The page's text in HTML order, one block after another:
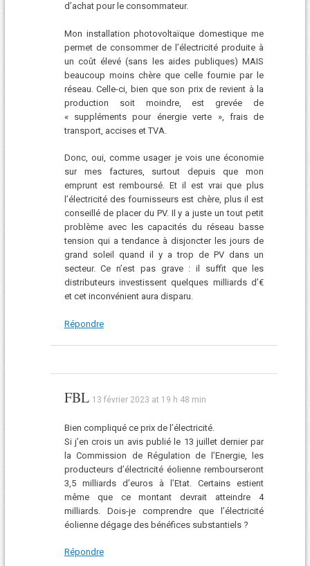
d’achat pour le consommateur.
Mon installation photovoltaïque domestique me
permet de consommer de l’électricité produite à
un coût élevé (sans les aides publiques) MAIS
beaucoup moins chère que celle fournie par le
réseau. Celle-ci, bien que son prix de revient à la
production soit moindre, est grevée de
« suppléments pour énergie verte », frais de
transport, accises et TVA.
Donc, oui, comme usager je vois une économie
sur mes factures, surtout depuis que mon
emprunt est remboursé. Et il est vrai que plus
l’électricité des fournisseurs est chère, plus il est
conseillé de placer du PV. Il y a juste un tout petit
problème avec les capacités du réseau basse
tension qui a tendance à disjoncter les jours de
grand soleil quand il y a trop de PV dans un
secteur. Ce n’est pas grave : il suffit que les
distributeurs investissent quelques milliards d’€
et cet inconvénient aura disparu.
Répondre
FBL 13 février 2023 at 19 h 48 min
Bien compliqué ce prix de l’électricité.
Si j’en crois un avis publié le 13 juillet dernier par
la Commission de Régulation de l’Energie, les
producteurs d’électricité éolienne rembourseront
3,5 milliards d’euros à l’Etat. Certains estient
même que ce montant devrait atteindre 4
milliards. Dois-je comprendre que l’électricité
éolienne dégage des bénéfices substantiels ?
Répondre